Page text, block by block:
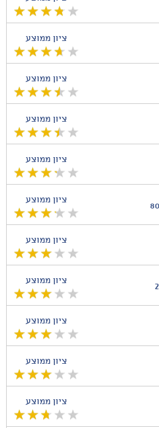
ציון ממוצע
ציון ממוצע
ציון ממוצע
ציון ממוצע
ציון ממוצע
ציון ממוצע
ציון ממוצע
ציון ממוצע
ציון ממוצע
ציון ממוצע